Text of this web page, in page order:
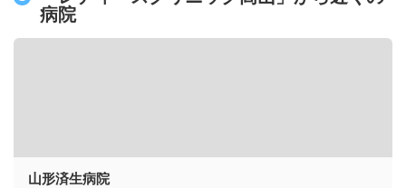
病院
山形済生病院